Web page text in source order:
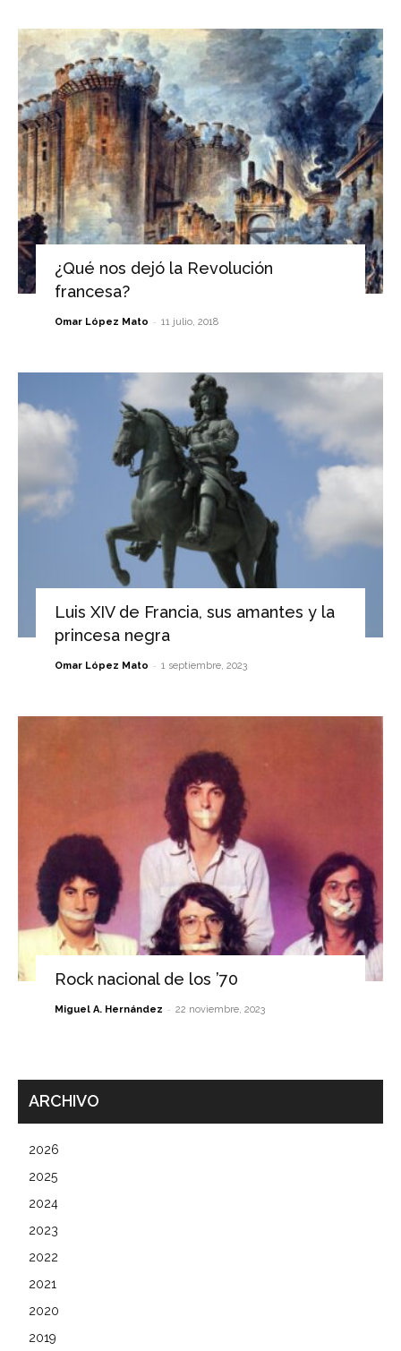
¿Qué nos dejó la Revolución
francesa?
Omar López Mato - 11 julio, 2018
Luis XIV de Francia, sus amantes y la
princesa negra
Omar López Mato - 1 septiembre, 2023
Rock nacional de los ’70
Miguel A. Hernández - 22 noviembre, 2023
ARCHIVO
2026
2025
2024
2023
2022
2021
2020
2019